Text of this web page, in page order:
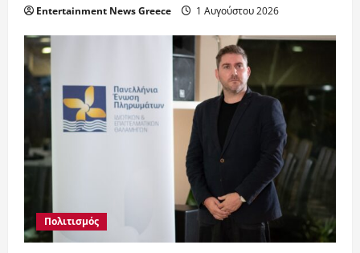
Entertainment News Greece 1 Αυγούστου 2026
Πολιτισμός